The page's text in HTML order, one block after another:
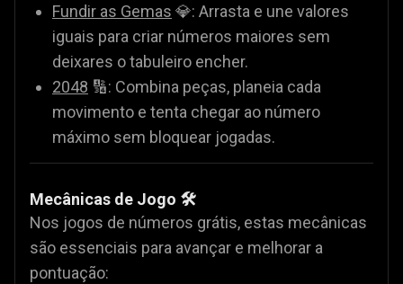
Fundir as Gemas 💎: Arrasta e une valores
iguais para criar números maiores sem
deixares o tabuleiro encher.
2048 🔢: Combina peças, planeia cada
movimento e tenta chegar ao número
máximo sem bloquear jogadas.
Mecânicas de Jogo 🛠️
Nos jogos de números grátis, estas mecânicas
são essenciais para avançar e melhorar a
pontuação: